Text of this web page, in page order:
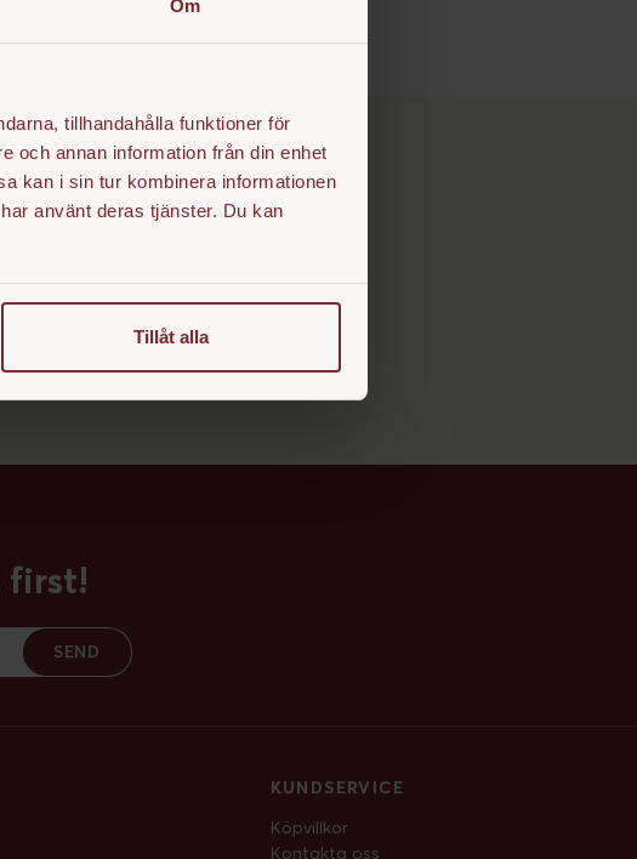
Om
tillhandahålla funktioner för
och annan information från din enhet
kan i sin tur kombinera informationen
använt deras tjänster. Du kan
Tillåt alla
för sin grova struktur och ger
i hästens päls, vilket bidrar till en
gör den till ett miljövänligt
first!
SEND
KUNDSERVICE
Köpvillkor
Kontakta oss